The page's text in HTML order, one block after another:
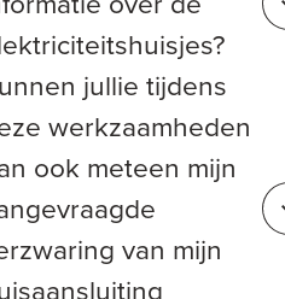
jullie tijdens
werkzaamheden
ook meteen mijn
van mijn